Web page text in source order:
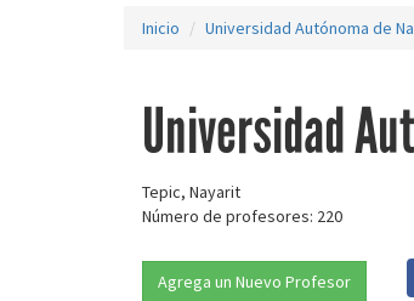
Inicio Universidad Autónoma de
Universidad
Tepic, Nayarit
Número de profesores: 220
Agrega un Nuevo Profesor